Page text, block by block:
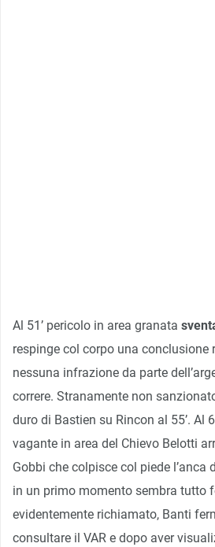
Al 51’ pericolo in area granata
respinge col corpo una conclusione
nessuna infrazione da parte
correre. Stranamente non
duro di Bastien su Rincon al 55’. Al
vagante in area del Chievo Belotti
Gobbi che colpisce col piede l’anca
in un primo momento sembra tutto
evidentemente richiamato, Banti
consultare il VAR e dopo aver